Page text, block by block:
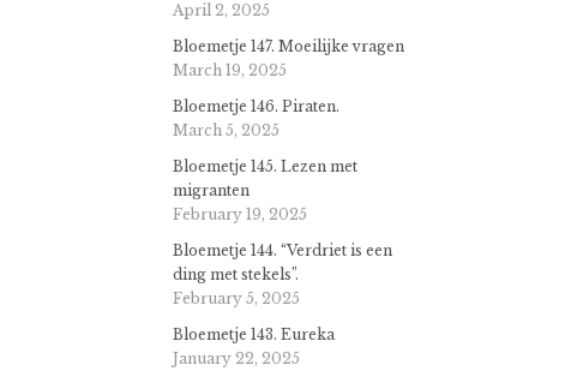
April 2, 2025
Bloemetje 147. Moeilijke vragen
March 19, 2025
Bloemetje 146. Piraten.
March 5, 2025
Bloemetje 145. Lezen met
migranten
February 19, 2025
Bloemetje 144. “Verdriet is een
ding met stekels”.
February 5, 2025
Bloemetje 143. Eureka
January 22, 2025